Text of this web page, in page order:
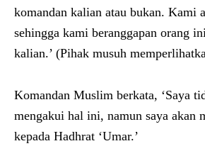
komandan kalian atau bukan. Kami
sehingga kami beranggapan orang
kalian.’ (Pihak musuh
Komandan Muslim berkata, ‘Saya
mengakui hal ini, namun saya akan
kepada Hadhrat ‘Umar.’